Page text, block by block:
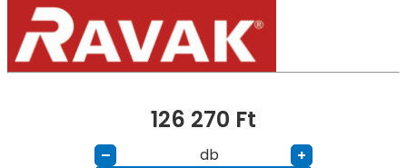
126 270 Ft
– db
+